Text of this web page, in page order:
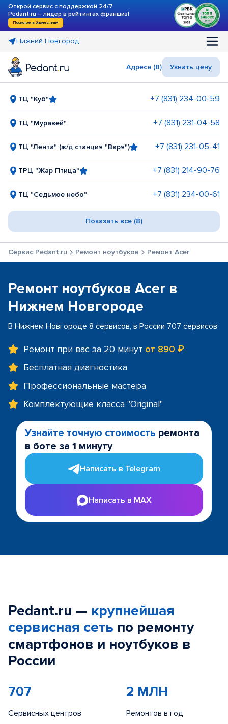
Открой сервис с поддержкой 24/7
Pedant.ru – лидер в рейтингах франшиз!
Посмотреть бизнес-план
Нижний Новгород
Адреса (8) Узнать цену
ТЦ "Куб" +7 (831) 234-00-59
ТЦ "Муравей" +7 (831) 231-04-58
ТЦ "Лента" (ж/д станция "Варя") +7 (831) 231-05-41
ТРЦ "Жар Птица" +7 (831) 214-90-76
ТЦ "Седьмое небо" +7 (831) 234-00-61
Показать все (8)
Сервис Pedant.ru Ремонт ноутбуков Ремонт Acer
Ремонт ноутбуков Acer в
Нижнем Новгороде
В Нижнем Новгороде 8 сервисов, в России 707 сервисов
Ремонт при вас за 20 минут от 890 ₽
Бесплатная диагностика
Профессиональные мастера
Комплектующие класса "Original"
Узнайте точную стоимость ремонта
в боте за 1 минуту
Написать в Telegram
Написать в MAX
Pedant.ru — крупнейшая
сервисная сеть по ремонту
смартфонов и ноутбуков в
России
707
Сервисных центров
2 МЛН
Ремонтов в год